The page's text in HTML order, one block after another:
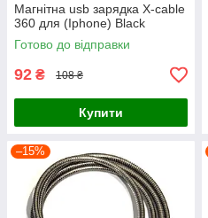
Магнітна usb зарядка X-cable
360 для (Iphone) Black
Готово до відправки
92 ₴ 108 ₴
Купити
–15%